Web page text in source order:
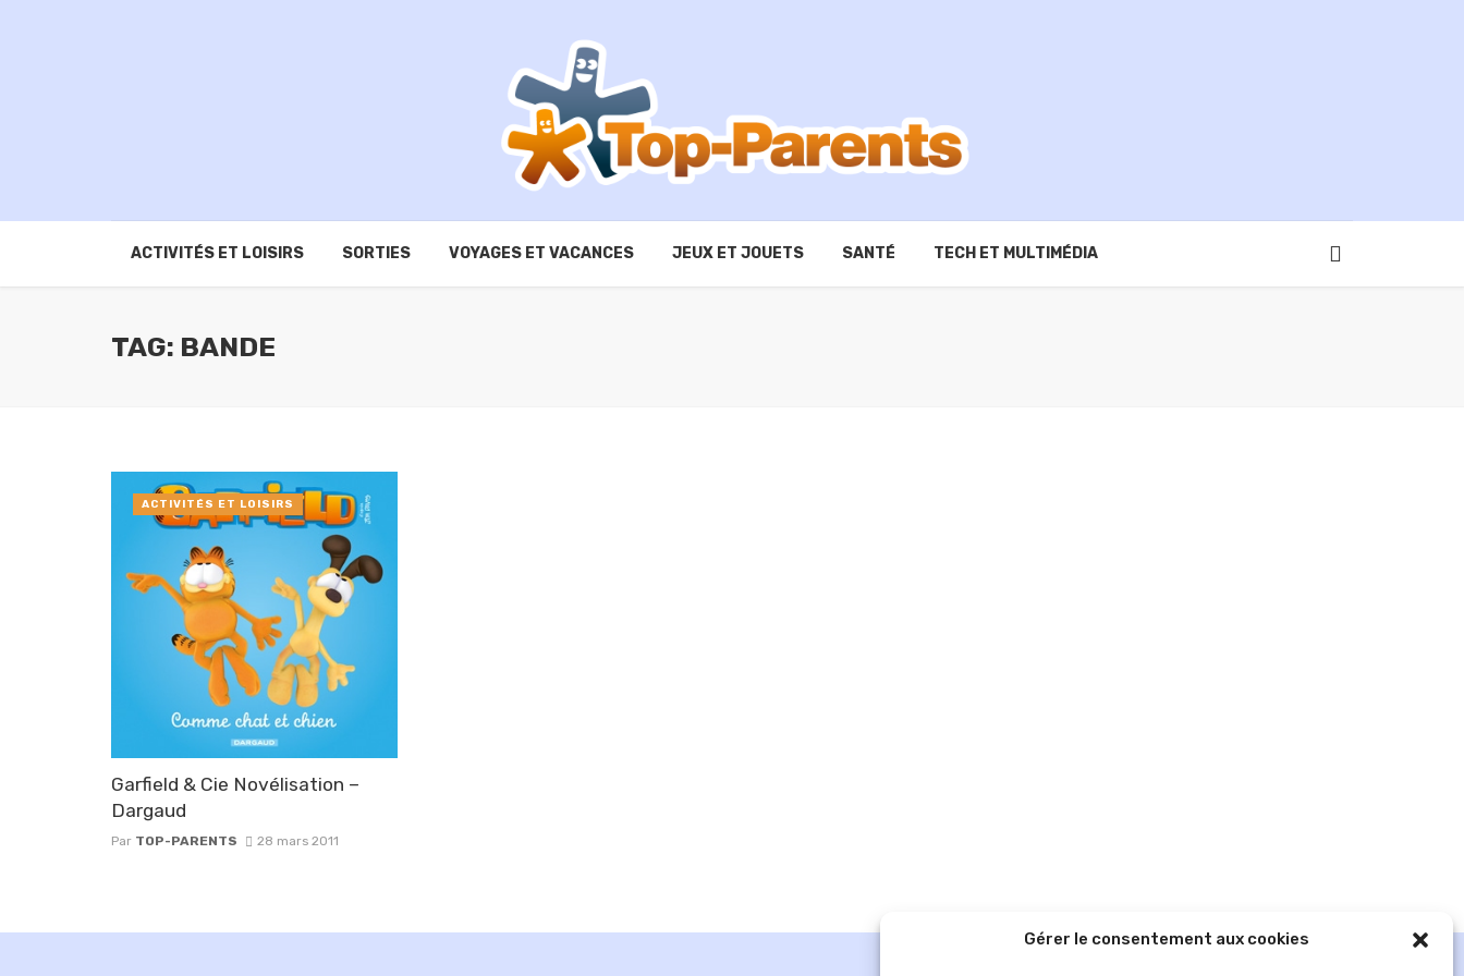
Gérer le consentement aux cookies
ACTIVITÉS ET LOISIRS SORTIES VOYAGES ET VACANCES JEUX ET JOUETS SANTÉ TECH ET MULTIMÉDIA
TAG: BANDE
Garfield & Cie Novélisation –
Dargaud
Par TOP-PARENTS 28 mars 2011
ACTIVITÉS ET LOISIRS